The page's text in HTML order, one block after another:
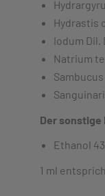
Hydrastis
Iodum Dil.
Natrium
Der
Ethanol
1 ml